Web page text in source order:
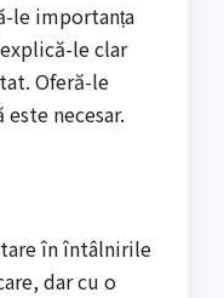
le importanța
le clar
Oferă-le
necesar.
în întâlnirile
dar cu o